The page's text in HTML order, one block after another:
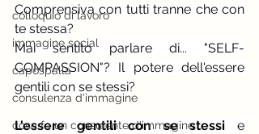
colloquio di lavoro
immagine social
capospalla
consulenza d'immagine
cosa fa un consulente d'immagine
Comprensiva con tutti tranne che con
te stessa?
Mai sentito parlare di... "SELF-
COMPASSION"? Il potere dell'essere
gentili con se stessi?
L'essere gentili con se stessi